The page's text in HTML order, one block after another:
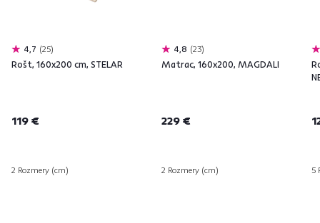
4,7 25
Rošt, 160x200 cm, STELAR
119 €
2 Rozmery (cm)
4,8 23
Matrac, 160x200, MAGDALI
229 €
2 Rozmery (cm) 5